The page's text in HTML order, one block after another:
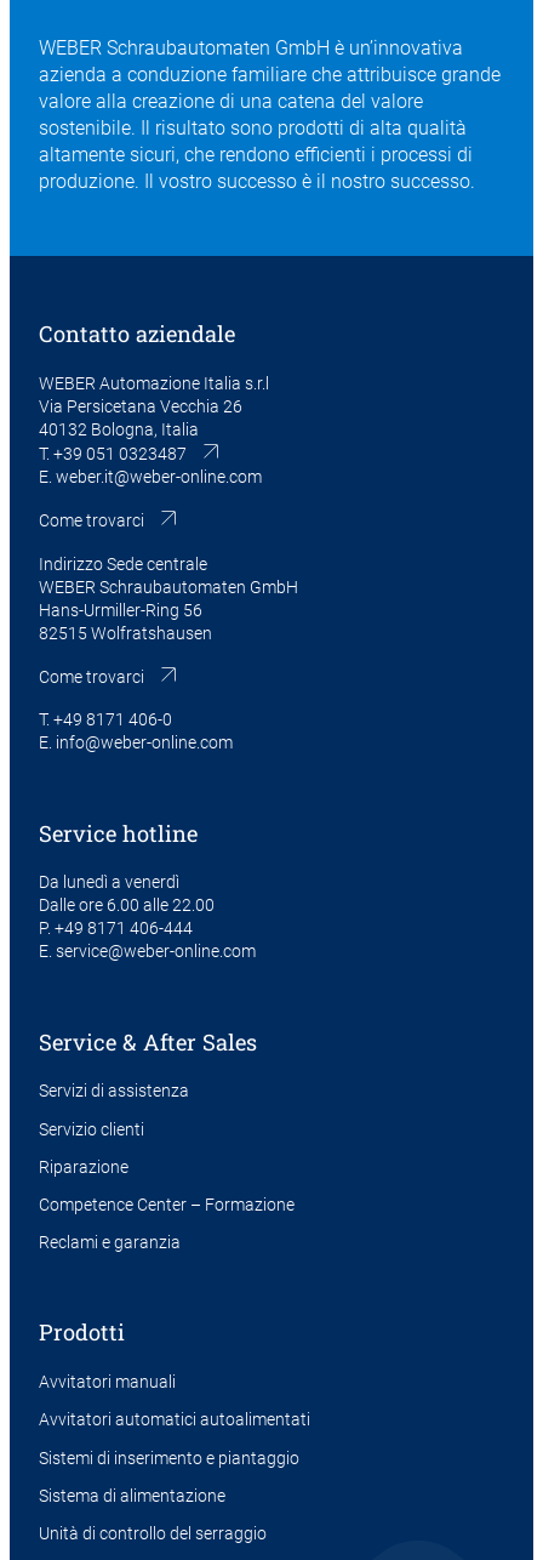
WEBER Schraubautomaten GmbH è un’innovativa
azienda a conduzione familiare che attribuisce grande
valore alla creazione di una catena del valore
sostenibile. Il risultato sono prodotti di alta qualità
altamente sicuri, che rendono efficienti i processi di
produzione. Il vostro successo è il nostro successo.
Contatto aziendale
WEBER Automazione Italia s.r.l
Via Persicetana Vecchia 26
40132 Bologna, Italia
T. +39 051 0323487
E. weber.it@weber-online.com
Come trovarci
Indirizzo Sede centrale
WEBER Schraubautomaten GmbH
Hans-Urmiller-Ring 56
82515 Wolfratshausen
Come trovarci
T. +49 8171 406-0
E. info@weber-online.com
Service hotline
Da lunedì a venerdì
Dalle ore 6.00 alle 22.00
P. +49 8171 406-444
E. service@weber-online.com
Service & After Sales
Servizi di assistenza
Servizio clienti
Riparazione
Competence Center – Formazione
Reclami e garanzia
Prodotti
Avvitatori manuali
Avvitatori automatici autoalimentati
Sistemi di inserimento e piantaggio
Sistema di alimentazione
Unità di controllo del serraggio